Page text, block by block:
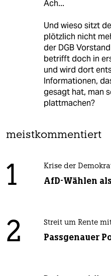
Ach...
Und wieso sitzt
plötzlich nicht
der DGB
betrifft doch in
und wird dort
Informationen,
gesagt hat, man
plattmachen?
meistkommentiert
1 Krise der
AfD-Wählen
2 Streit um Rente
Passgenauer